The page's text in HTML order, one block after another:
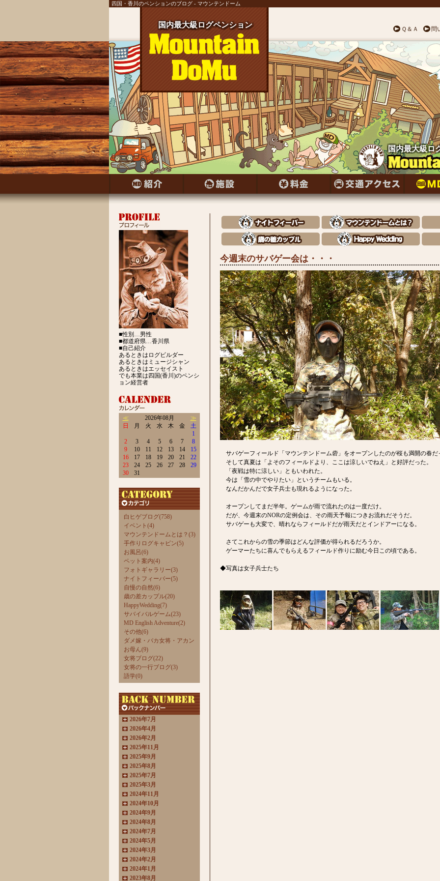
四国・香川のペンションのブログ - マウンテンドーム
Ｑ＆Ａ 問
国内最大級ログペンション
国内最大級ログペンション
国内最大級ログペンション
国内最大級ログペンション
国内最大級ログペンション
国内最大級ログペンション
国内最大級ログペンション
国内最大級ログペンション
国内最大級ログペンション
国内最大級ログペンション
国内最大級ログペンション
国内最大級ログペンション
国内最大級ログペンション
国内最大級ログペンション
国内最大級ログペンション
国内最大級ログペンション
国内最大級ログペンション
国内最大級ログペンション
国内最大級ログペンション
国内最大級ログペンション
国内最大級ログペンション
国内最大級ログペンション
国内最大級ログペンション
国内最大級ログペンション
国内最大級ログペンション
国内最大級ロ
国内最大級ロ
国内最大級ロ
国内最大級ロ
国内最大級ロ
国内最大級ロ
国内最大級ロ
国内最大級ロ
国内最大級ロ
国内最大級ロ
国内最大級ロ
国内最大級ロ
国内最大級ロ
国内最大級ロ
国内最大級ロ
国内最大級ロ
国内最大級ロ
国内最大級ロ
国内最大級ロ
国内最大級ロ
国内最大級ロ
国内最大級ロ
国内最大級ロ
国内最大級ロ
国内最大級ロ
■性別…男性
■都道府県…香川県
■自己紹介
あるときはログビルダー
あるときはミュージシャン
あるときはエッセイスト
でも本業は四国(香川)のペンシ
ョン経営者
≪ 2026年08月
≫
日
月 火 水 木 金
土
1
2
3 4 5 6 7
8
9
10 11 12 13 14
15
16
17 18 19 20 21
22
23
24 25 26 27 28
29
30
31
白ヒゲブログ(758)
イベント(4)
マウンテンドームとは？(3)
手作りログキャビン(5)
お風呂(6)
ペット案内(4)
フォトギャラリー(3)
ナイトフィーバー(5)
自慢の自然(6)
歳の差カップル(20)
HappyWedding(7)
サバイバルゲーム(23)
MD English Adventure(2)
その他(6)
ダメ嫁・バカ女将・アカン
お母ん(9)
女将ブログ(22)
女将の一行ブログ(3)
語学(0)
2026年7月
2026年4月
2026年2月
2025年11月
2025年9月
2025年8月
2025年7月
2025年3月
2024年11月
2024年10月
2024年9月
2024年8月
2024年7月
2024年5月
2024年3月
2024年2月
2024年1月
2023年8月
今週末のサバゲー会は・・・
サバゲーフィールド「マウンテンドーム砦」をオープンしたのが桜も満開の春だ
そして真夏は「よそのフィールドより、ここは涼しいでねえ」と好評だった。
「夜戦は特に涼しい」ともいわれた。
今は「雪の中でやりたい」というチームもいる。
なんだかんだで女子兵士も現れるようになった。
オープンしてまだ半年。ゲームが雨で流れたのは一度だけ。
だが、今週末のNORの定例会は、その雨天予報につきお流れだそうだ。
サバゲーも大変で、晴れならフィールドだが雨天だとインドアーになる。
さてこれからの雪の季節はどんな評価が得られるだろうか。
ゲーマーたちに喜んでもらえるフィールド作りに励む今日この頃である。
◆写真は女子兵士たち